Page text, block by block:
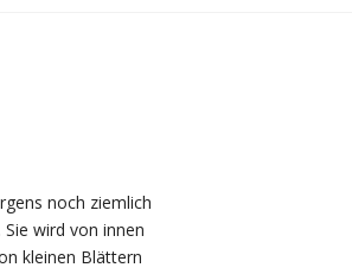
noch ziemlich
wird von innen
kleinen Blättern